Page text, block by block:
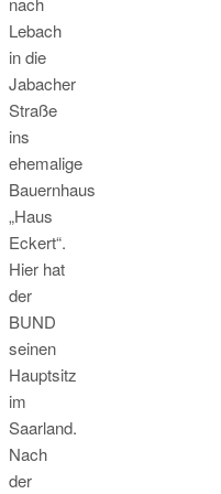
Lebach
in die
Jabacher
Straße
ins
ehemalige
Bauernhaus
„Haus
Eckert“.
Hier hat
der
BUND
seinen
Hauptsitz
im
Saarland.
Nach
der